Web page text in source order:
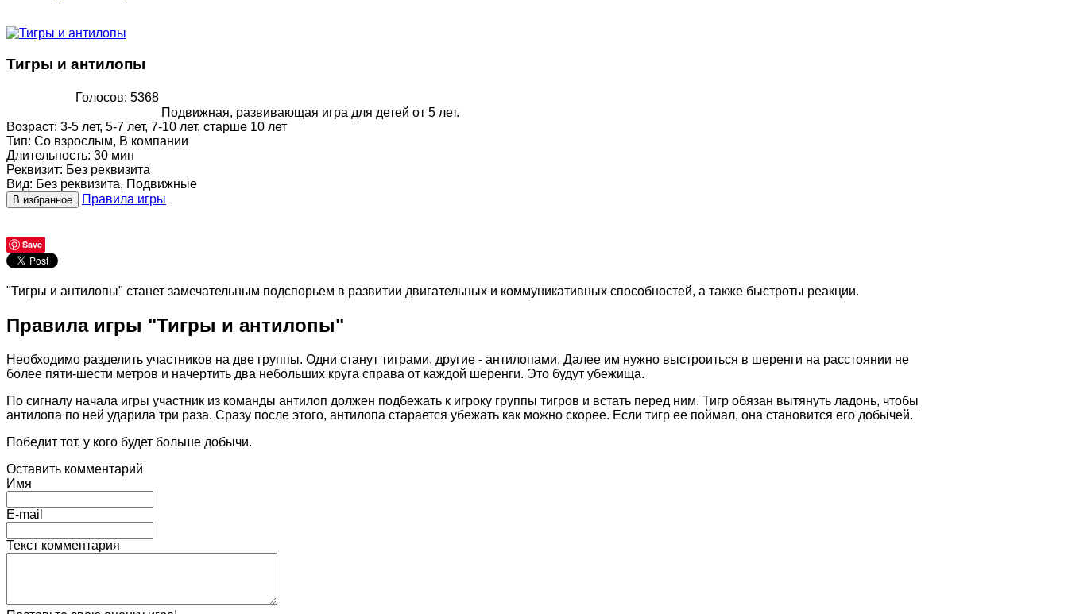
Тигры и антилопы
Голосов: 5368
Подвижная, развивающая игра для детей от 5 лет.
Возраст: 3-5 лет, 5-7 лет, 7-10 лет, старше 10 лет
Тип: Со взрослым, В компании
Длительность: 30 мин
Реквизит: Без реквизита
Вид: Без реквизита, Подвижные
В избранное Правила игры
Save
"Тигры и антилопы" станет замечательным подспорьем в развитии двигательных и коммуникативных способностей, а также быстроты реакции.
Правила игры "Тигры и антилопы"
Необходимо разделить участников на две группы. Одни станут тиграми, другие - антилопами. Далее им нужно выстроиться в шеренги на расстоянии не
более пяти-шести метров и начертить два небольших круга справа от каждой шеренги. Это будут убежища.
По сигналу начала игры участник из команды антилоп должен подбежать к игроку группы тигров и встать перед ним. Тигр обязан вытянуть ладонь, чтобы
антилопа по ней ударила три раза. Сразу после этого, антилопа старается убежать как можно скорее. Если тигр ее поймал, она становится его добычей.
Победит тот, у кого будет больше добычи.
Оставить комментарий
Имя
E-mail
Текст комментария